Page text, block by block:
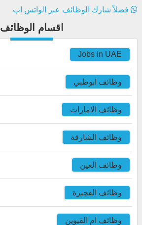
فضلاً شارك الوظائف عبر الواتس اب
اقسام الوظائف
Jobs in UAE
وظائف ابوظبي
وظائف الامارات
وظائف الشارقة
وظائف العين
وظائف الفجيرة
وظائف ام القيوين